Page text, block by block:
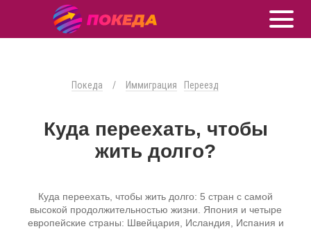
Покеда / Иммиграция Переезд
Куда переехать, чтобы
жить долго?
Куда переехать, чтобы жить долго: 5 стран с самой
высокой продолжительностью жизни. Япония и четыре
европейские страны: Швейцария, Исландия, Испания и